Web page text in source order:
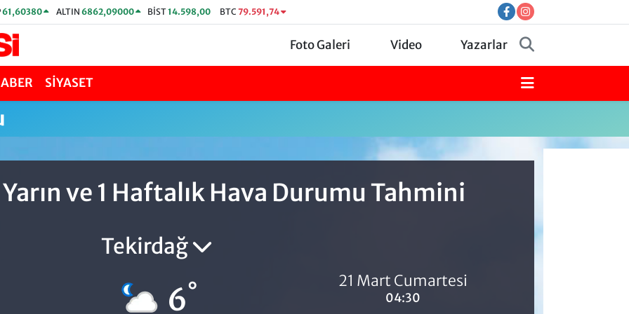
61,60380 ALTIN 6862,09000 BİST14.598,00 BTC 79.591,74
Foto Galeri Video Yazarlar
SİYASET
ve 1 Haftalık Hava Durumu Tahmini
Tekirdağ
6° 21 Mart Cumartesi
04:30